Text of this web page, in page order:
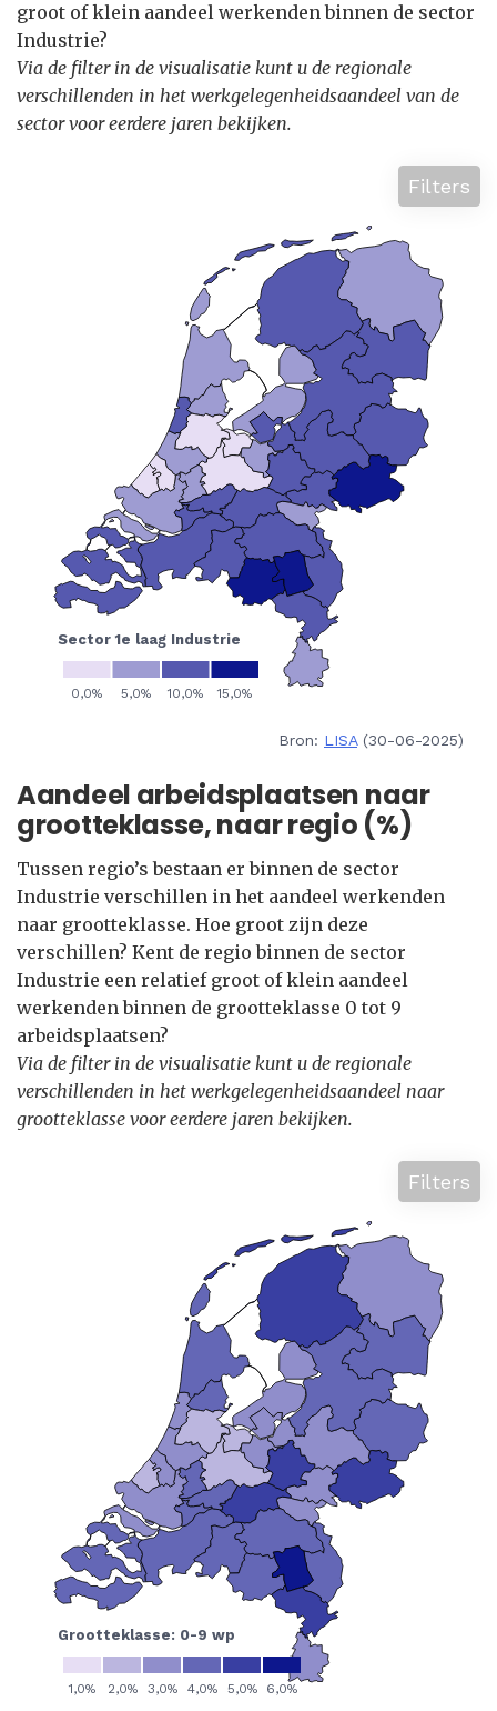
groot of klein aandeel werkenden binnen de sector
Industrie?
Via de filter in de visualisatie kunt u de regionale
verschillenden in het werkgelegenheidsaandeel van de
sector voor eerdere jaren bekijken.
Filters
Bron: LISA(30-06-2025)
Aandeel arbeidsplaatsen naar
grootteklasse, naar regio (%)
Tussen regio’s bestaan er binnen de sector
Industrie verschillen in het aandeel werkenden
naar grootteklasse. Hoe groot zijn deze
verschillen? Kent de regio binnen de sector
Industrie een relatief groot of klein aandeel
werkenden binnen de grootteklasse 0 tot 9
arbeidsplaatsen?
Via de filter in de visualisatie kunt u de regionale
verschillenden in het werkgelegenheidsaandeel naar
grootteklasse voor eerdere jaren bekijken.
Filters